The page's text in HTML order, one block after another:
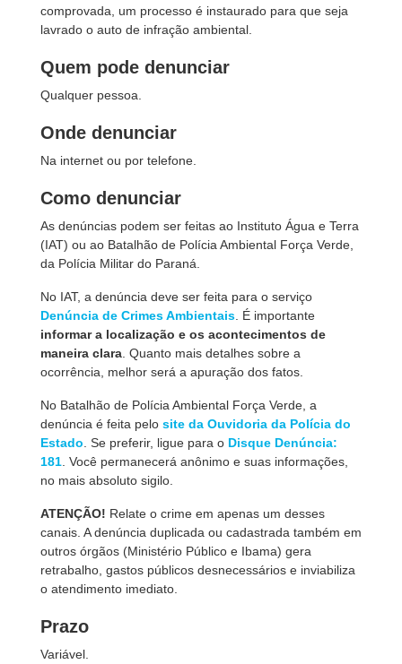
comprovada, um processo é instaurado para que seja
lavrado o auto de infração ambiental.
Quem pode denunciar
Qualquer pessoa.
Onde denunciar
Na internet ou por telefone.
Como denunciar
As denúncias podem ser feitas ao Instituto Água e Terra
(IAT) ou ao Batalhão de Polícia Ambiental Força Verde,
da Polícia Militar do Paraná.
No IAT, a denúncia deve ser feita para o serviço
Denúncia de Crimes Ambientais . É importante
informar a localização e os acontecimentos de
maneira clara . Quanto mais detalhes sobre a
ocorrência, melhor será a apuração dos fatos.
No Batalhão de Polícia Ambiental Força Verde, a
denúncia é feita pelo site da Ouvidoria da Polícia do
Estado . Se preferir, ligue para o Disque Denúncia:
181 . Você permanecerá anônimo e suas informações,
no mais absoluto sigilo.
ATENÇÃO! Relate o crime em apenas um desses
canais. A denúncia duplicada ou cadastrada também em
outros órgãos (Ministério Público e Ibama) gera
retrabalho, gastos públicos desnecessários e inviabiliza
o atendimento imediato.
Prazo
Variável.